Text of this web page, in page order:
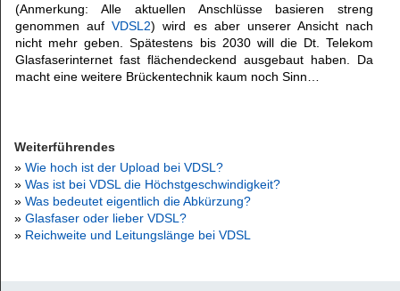
(Anmerkung: Alle aktuellen Anschlüsse basieren streng
genommen aufVDSL2) wird es aber unserer Ansicht nach
nicht mehr geben. Spätestens bis 2030 will die Dt. Telekom
Glasfaserinternet fast flächendeckend ausgebaut haben. Da
macht eine weitere Brückentechnik kaum noch Sinn…
Weiterführendes
» Wie hoch ist der Upload bei VDSL?
» Was ist bei VDSL die Höchstgeschwindigkeit?
» Was bedeutet eigentlich die Abkürzung?
» Glasfaser oder lieber VDSL?
» Reichweite und Leitungslänge bei VDSL